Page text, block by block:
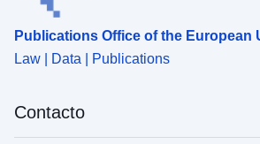
53.394007 ], [ 8.4129235,
Publications Office of the European
Law | Data | Publications
Contacto